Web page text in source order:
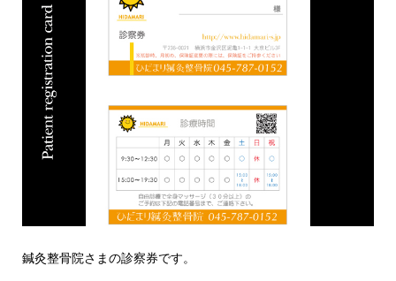
鍼灸整骨院さまの診察券です。